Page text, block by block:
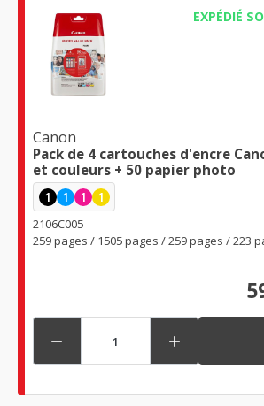
EXPÉDIÉ
Canon
Pack de 4 cartouches d'encre
et couleurs + 50 papier photo
1 1 1 1
2106C005
259 pages / 1505 pages / 259 pages / 223
 